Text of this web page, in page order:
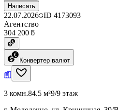
Написать
22.07.2026 ID 4173093
Агентство
304 200 ƃ
Конвертер валют
3 комн.84.5 м²9/9 этаж